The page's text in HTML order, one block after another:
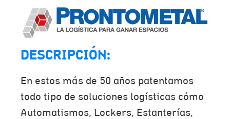
DESCRIPCIÓN:
En estos más de 50 años patentamos
todo tipo de soluciones logísticas cómo
Automatismos, Lockers, Estanterías,